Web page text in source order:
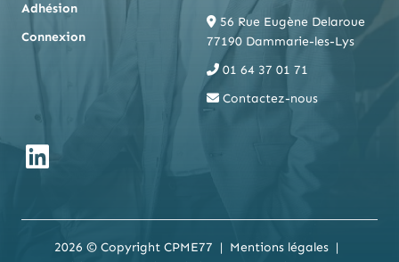
Adhésion
Connexion
56 Rue Eugène Delaroue
77190 Dammarie-les-Lys
01 64 37 01 71
Contactez-nous
2026 © Copyright CPME77
Mentions légales